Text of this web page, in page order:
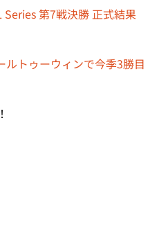
Series 第7戦決勝 正式結果
ルトゥーウィンで今季3勝目